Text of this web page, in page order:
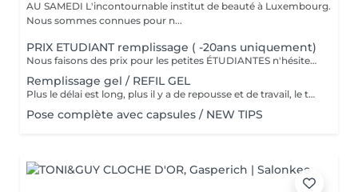
AU SAMEDI L'incontournable institut de beauté à Luxembourg.
Nous sommes connues pour n...
PRIX ETUDIANT remplissage ( -20ans uniquement)
Nous faisons des prix pour les petites ÉTUDIANTES n'hésitez pas a passer
Remplissage gel / REFIL GEL
Plus le délai est long, plus il y a de repousse et de travail, le tarif s'adapte donc au temps écoulé depuis votre dernier rendez-vous. Merci de choisir le remplissage adapté
Pose complète avec capsules / NEW TIPS